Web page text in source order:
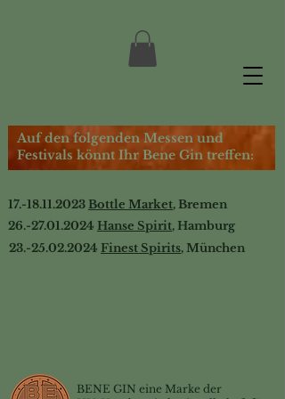
Auf den folgenden Messen und
Festivals könnt Ihr Bene Gin treffen:
17.-18.11.2023Bottle Market, Bremen
26.-27.01.2024 Hanse Spirit, Hamburg
23.-25.02.2024 Finest Spirits, München
BENE GIN eine Marke der